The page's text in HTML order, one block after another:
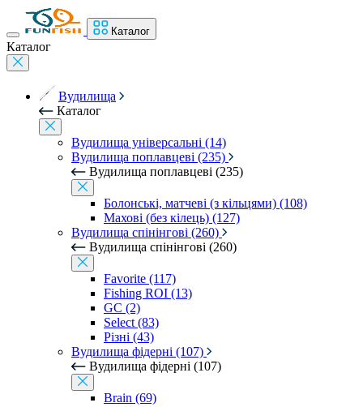
Каталог
Каталог
Вудилища
Каталог
Вудилища універсальні (14)
Вудилища поплавцеві (235)
Вудилища поплавцеві (235)
Болонські, матчеві (з кільцями) (108)
Махові (без кілець) (127)
Вудилища спінінгові (260)
Вудилища спінінгові (260)
Favorite (117)
Fishing ROI (13)
GC (2)
Select (83)
Різні (43)
Вудилища фідерні (107)
Вудилища фідерні (107)
Brain (69)